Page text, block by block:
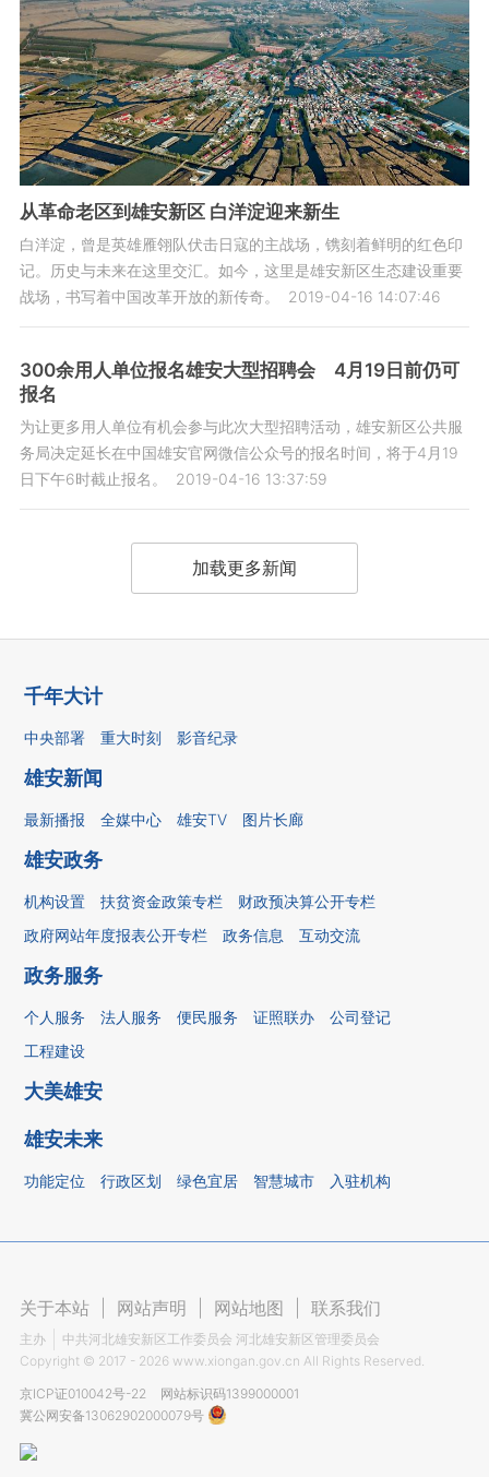
从革命老区到雄安新区 白洋淀迎来新生
白洋淀，曾是英雄雁翎队伏击日寇的主战场，镌刻着鲜明的红色印
记。历史与未来在这里交汇。如今，这里是雄安新区生态建设重要
战场，书写着中国改革开放的新传奇。
2019-04-16 14:07:46
300余用人单位报名雄安大型招聘会 4月19日前仍可
报名
为让更多用人单位有机会参与此次大型招聘活动，雄安新区公共服
务局决定延长在中国雄安官网微信公众号的报名时间，将于4月19
日下午6时截止报名。
2019-04-16 13:37:59
加载更多新闻
千年大计
中央部署 重大时刻 影音纪录
雄安新闻
最新播报 全媒中心 雄安TV 图片长廊
雄安政务
机构设置 扶贫资金政策专栏
财政预决算公开专栏
政府网站年度报表公开专栏
政务信息 互动交流
政务服务
个人服务 法人服务 便民服务 证照联办
公司登记
工程建设
大美雄安
雄安未来
功能定位 行政区划 绿色宜居 智慧城市 入驻机构
关于本站 网站声明 网站地图 联系我们
主办
中共河北雄安新区工作委员会 河北雄安新区管理委员会
Copyright © 2017 - 2026 www.xiongan.gov.cn All Rights Reserved.
京ICP证010042号-22
网站标识码1399000001
冀公网安备13062902000079号